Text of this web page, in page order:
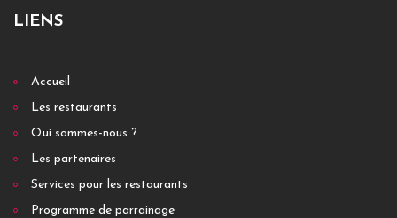
LIENS
Accueil
Les restaurants
Qui sommes-nous ?
Les partenaires
Services pour les restaurants
Programme de parrainage